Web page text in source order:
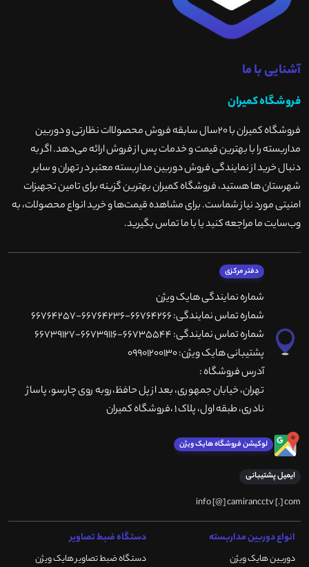
آشنایی با ما
فروشگاه کمیران
فروشگاه کمیران با ۲۰سال سابقه فروش محصولاات نظارتی و دوربین
مداربسته را با بهترین قیمت و خدمات پس از فروش ارائه می‌دهد. اگر به
دنبال خرید از نمایندگی فروش دوربین مداربسته معتبر در تهران و سایر
شهرستان ها هستید، فروشگاه کمیران بهترین گزینه برای تامین تجهیزات
امنیتی مورد نیاز شماست. برای مشاهده قیمت‌ها و خرید انواع محصولات، به
وب‌سایت ما مراجعه کنید یا با ما تماس بگیرید.
دفتر مرکزی
شماره نمایندگی هایک ویژن
شماره تماس نمایندگی: 66764266-66764236-66764257
شماره تماس نمایندگی: 66735544-66739116-66739127
پشتیبانی هایک ویژن: 09901200130
آدرس فروشگاه :
تهران، خيابان جمهوری، بعد از پل حافظ،روبه روی چارسو، پاساژ
نادری، طبقه اول، پلاک 1 ،فروشگاه کمیران
لوکیشن فروشگاه هایک ویژن
ایمیل پشتیبانی
info [@] camirancctv [.] com
انواع دوربین مداربسته
دوربین هایک ویژن
دستگاه ضبط تصاویر
دستگاه ضبط تصاویر هایک ویژن